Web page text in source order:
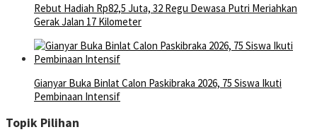
Rebut Hadiah Rp82,5 Juta, 32 Regu Dewasa Putri Meriahkan
Gerak Jalan 17 Kilometer
Gianyar Buka Binlat Calon Paskibraka 2026, 75 Siswa Ikuti
Pembinaan Intensif
Topik Pilihan